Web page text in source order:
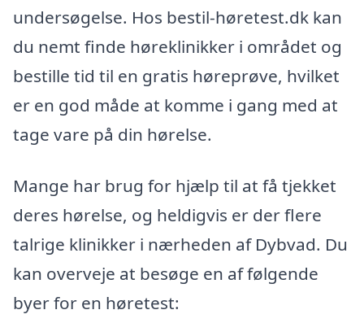
undersøgelse. Hos bestil-høretest.dk kan
du nemt finde høreklinikker i området og
bestille tid til en gratis høreprøve, hvilket
er en god måde at komme i gang med at
tage vare på din hørelse.
Mange har brug for hjælp til at få tjekket
deres hørelse, og heldigvis er der flere
talrige klinikker i nærheden af Dybvad. Du
kan overveje at besøge en af følgende
byer for en høretest: